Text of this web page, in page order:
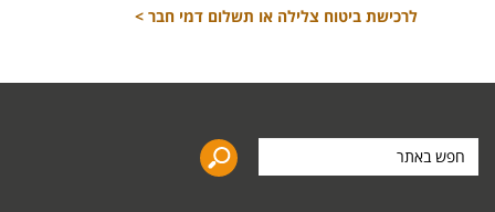
לרכישת ביטוח צלילה או תשלום דמי חבר >
באתר